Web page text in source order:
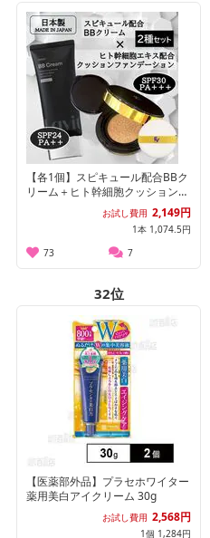
【各1個】スピキュール配合BBク
リーム＋ヒト幹細胞クッションフ
ァンデーションナチュラル
お試し費用 2,149円
1本 1,074.5円
73
7
32位
【医薬部外品】プラセホワイター
薬用美白アイクリーム 30g
お試し費用 2,568円
1個 1,284円